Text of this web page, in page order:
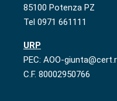
85100 Potenza PZ
Tel 0971 661111
URP
PEC: AOO-
C.F. 80002950766